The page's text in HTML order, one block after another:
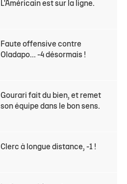
L'Américain est sur la ligne.
Faute offensive contre
Oladapo... -4 désormais !
Gourari fait du bien, et remet
son équipe dans le bon sens.
Clerc à longue distance, -1 !